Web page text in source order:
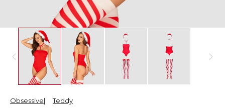
Obsessive Teddy